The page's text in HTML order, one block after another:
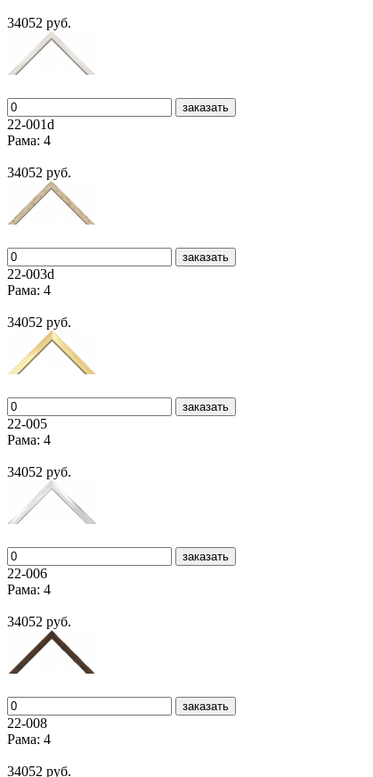
34052 руб.
заказать
22-001d
Рама: 4
34052 руб.
заказать
22-003d
Рама: 4
34052 руб.
заказать
22-005
Рама: 4
34052 руб.
заказать
22-006
Рама: 4
34052 руб.
заказать
22-008
Рама: 4
34052 руб.